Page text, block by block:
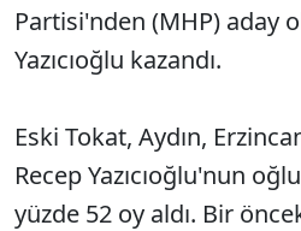
Partisi'nden (MHP) aday
Yazıcıoğlu kazandı.
Eski Tokat, Aydın,
Recep Yazıcıoğlu'nun
yüzde 52 oy aldı. Bir